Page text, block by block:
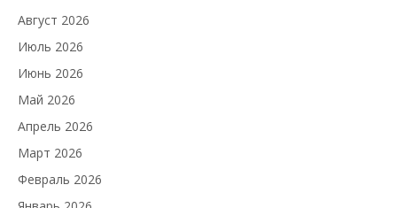
Август 2026
Июль 2026
Июнь 2026
Май 2026
Апрель 2026
Март 2026
Февраль 2026